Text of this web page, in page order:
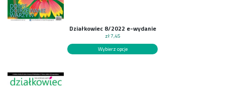
Działkowiec 8/2022 e-wydanie
zł7,45
Wybierz opcje